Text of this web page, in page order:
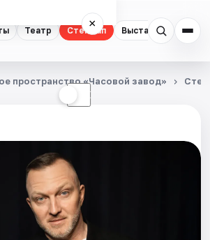
Театр Стендап Выставки
×
☾
пространство «Часовой завод»